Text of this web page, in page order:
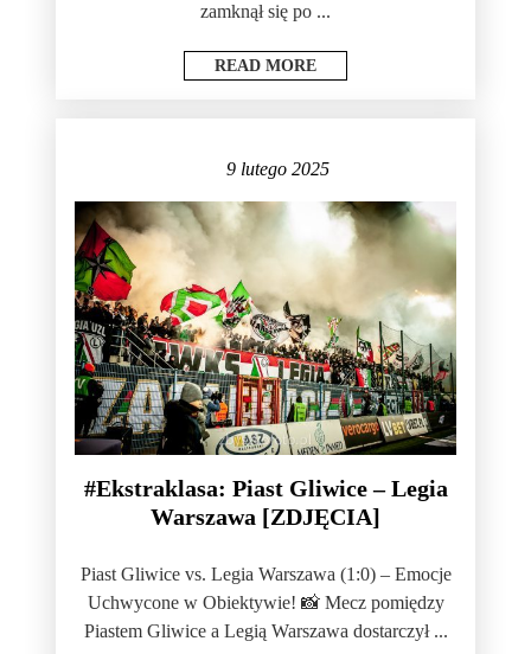
zamknął się po ...
READ MORE
9 lutego 2025
#Ekstraklasa: Piast Gliwice – Legia
Warszawa [ZDJĘCIA]
Piast Gliwice vs. Legia Warszawa (1:0) – Emocje
Uchwycone w Obiektywie! 📸 Mecz pomiędzy
Piastem Gliwice a Legią Warszawa dostarczył ...